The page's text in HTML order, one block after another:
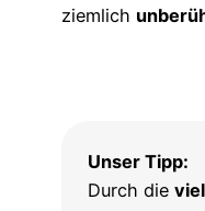
ziemlich
Unser Tipp:
Durch die